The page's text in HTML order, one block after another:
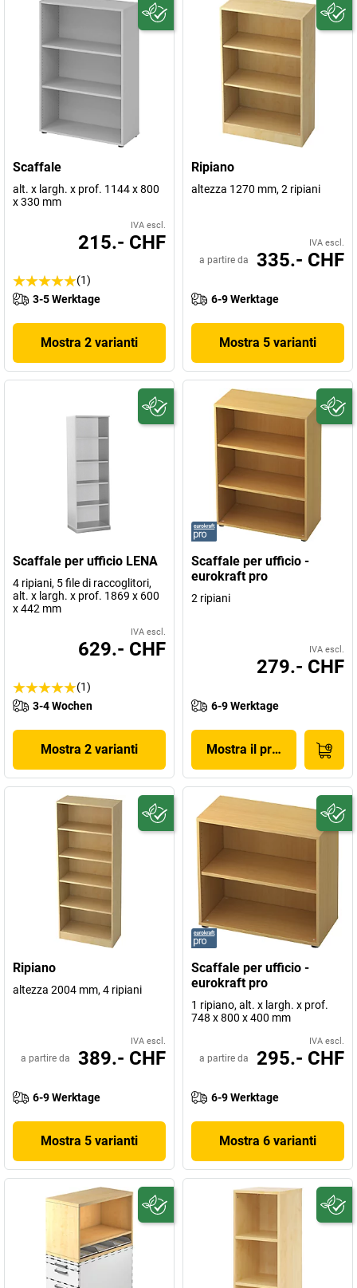
Scaffale
alt. x largh. x prof. 1144 x 800
x 330 mm
IVA escl.
215.- CHF
(1)
3-5 Werktage
Mostra 2 varianti
Ripiano
altezza 1270 mm, 2 ripiani
IVA escl.
a partire da 335.- CHF
6-9 Werktage
Mostra 5 varianti
Scaffale per ufficio LENA
4 ripiani, 5 file di raccoglitori,
alt. x largh. x prof. 1869 x 600
x 442 mm
IVA escl.
629.- CHF
(1)
3-4 Wochen
Mostra 2 varianti
Scaffale per ufficio -
eurokraft pro
2 ripiani
IVA escl.
279.- CHF
6-9 Werktage
Mostra il prodotto
Ripiano
altezza 2004 mm, 4 ripiani
IVA escl.
a partire da 389.- CHF
6-9 Werktage
Mostra 5 varianti
Scaffale per ufficio -
eurokraft pro
1 ripiano, alt. x largh. x prof.
748 x 800 x 400 mm
IVA escl.
a partire da 295.- CHF
6-9 Werktage
Mostra 6 varianti